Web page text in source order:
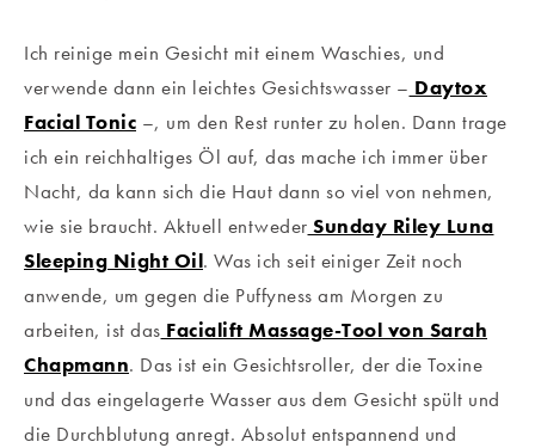
Ich reinige mein Gesicht mit einem Waschies, und
verwende dann ein leichtes Gesichtswasser – Daytox
Facial Tonic –, um den Rest runter zu holen. Dann trage
ich ein reichhaltiges Öl auf, das mache ich immer über
Nacht, da kann sich die Haut dann so viel von nehmen,
wie sie braucht. Aktuell entweder Sunday Riley Luna
Sleeping Night Oil. Was ich seit einiger Zeit noch
anwende, um gegen die Puffyness am Morgen zu
arbeiten, ist das Facialift Massage-Tool von Sarah
Chapmann. Das ist ein Gesichtsroller, der die Toxine
und das eingelagerte Wasser aus dem Gesicht spült und
die Durchblutung anregt. Absolut entspannend und